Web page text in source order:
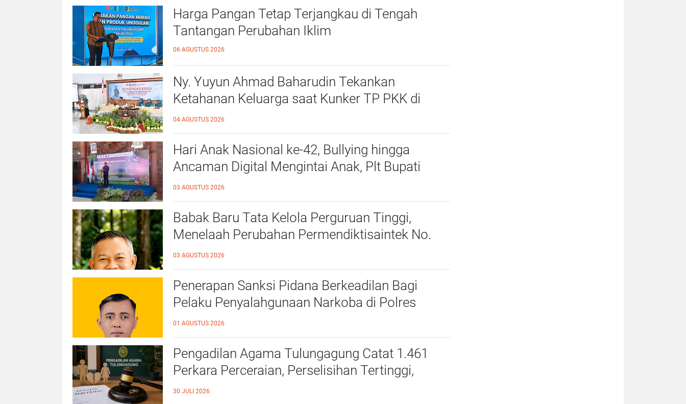
Harga Pangan Tetap Terjangkau di Tengah
Tantangan Perubahan Iklim
06 AGUSTUS 2026
Ny. Yuyun Ahmad Baharudin Tekankan
Ketahanan Keluarga saat Kunker TP PKK di
Kalidawir
04 AGUSTUS 2026
Hari Anak Nasional ke-42, Bullying hingga
Ancaman Digital Mengintai Anak, Plt Bupati
Ahmad Baharudin Ajak Wujudkan Tulungagung
Ramah Anak
03 AGUSTUS 2026
Babak Baru Tata Kelola Perguruan Tinggi,
Menelaah Perubahan Permendiktisaintek No.
39/2025 Menjadi No. 10/2026
03 AGUSTUS 2026
Penerapan Sanksi Pidana Berkeadilan Bagi
Pelaku Penyalahgunaan Narkoba di Polres
Kampar
01 AGUSTUS 2026
Pengadilan Agama Tulungagung Catat 1.461
Perkara Perceraian, Perselisihan Tertinggi,
Ekonomi dan Zina Jadi Alasan
30 JULI 2026